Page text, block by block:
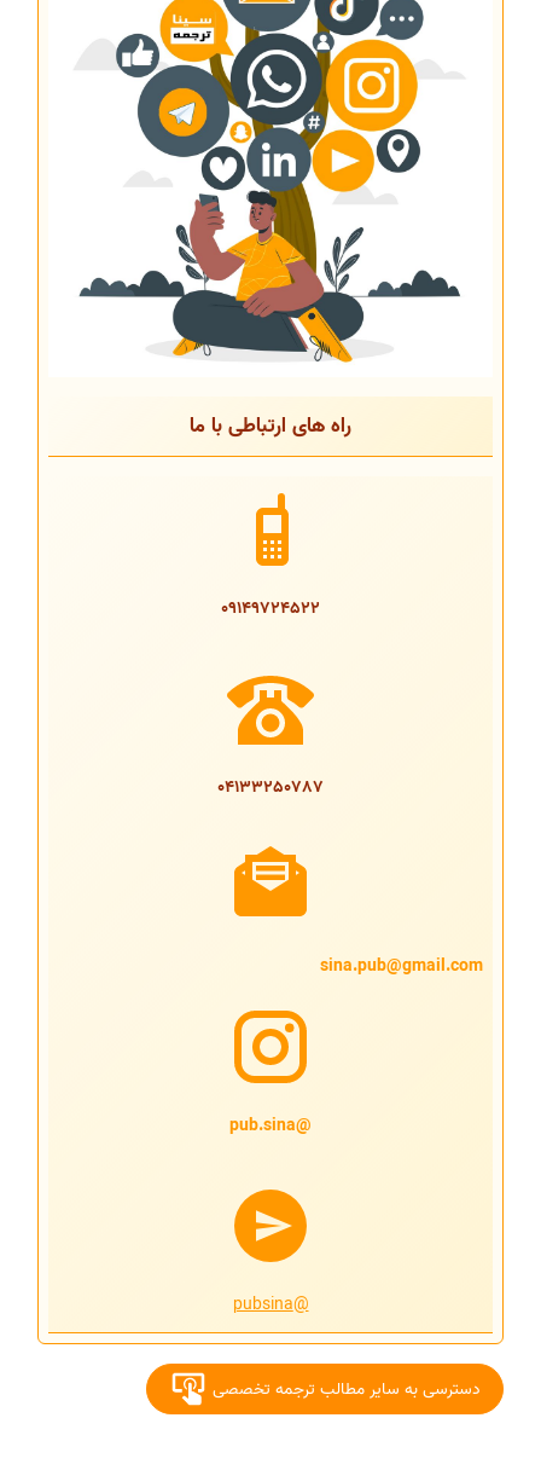
راه های ارتباطی با ما
09149724522
04133250787
sina.pub@gmail.com
@pub.sina
@pubsina
دسترسی به سایر مطالب ترجمه تخصصی